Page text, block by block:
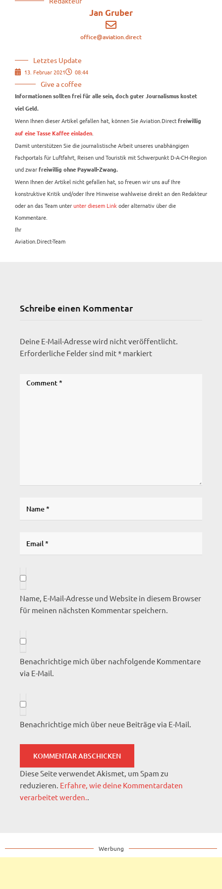
Jan Gruber
office@aviation.direct
Letztes Update
13. Februar 2021 08:44
Give a coffee
Informationen sollten frei für alle sein, doch guter Journalismus kostet
viel Geld.
Wenn Ihnen dieser Artikel gefallen hat, können Sie Aviation.Direct freiwillig
auf eine Tasse Kaffee einladen.
Damit unterstützen Sie die journalistische Arbeit unseres unabhängigen
Fachportals für Luftfahrt, Reisen und Touristik mit Schwerpunkt D-A-CH-Region
und zwar freiwillig ohne Paywall-Zwang.
Wenn Ihnen der Artikel nicht gefallen hat, so freuen wir uns auf Ihre
konstruktive Kritik und/oder Ihre Hinweise wahlweise direkt an den Redakteur
oder an das Team unterunter diesem Linkoder alternativ über die
Kommentare.
Ihr
Aviation.Direct-Team
Schreibe einen Kommentar
Deine E-Mail-Adresse wird nicht veröffentlicht.
Erforderliche Felder sind mit* markiert
Name, E-Mail-Adresse und Website in diesem Browser
für meinen nächsten Kommentar speichern.
Benachrichtige mich über nachfolgende Kommentare
via E-Mail.
Benachrichtige mich über neue Beiträge via E-Mail.
Diese Seite verwendet Akismet, um Spam zu
reduzieren. Erfahre, wie deine Kommentardaten
verarbeitet werden..
Werbung